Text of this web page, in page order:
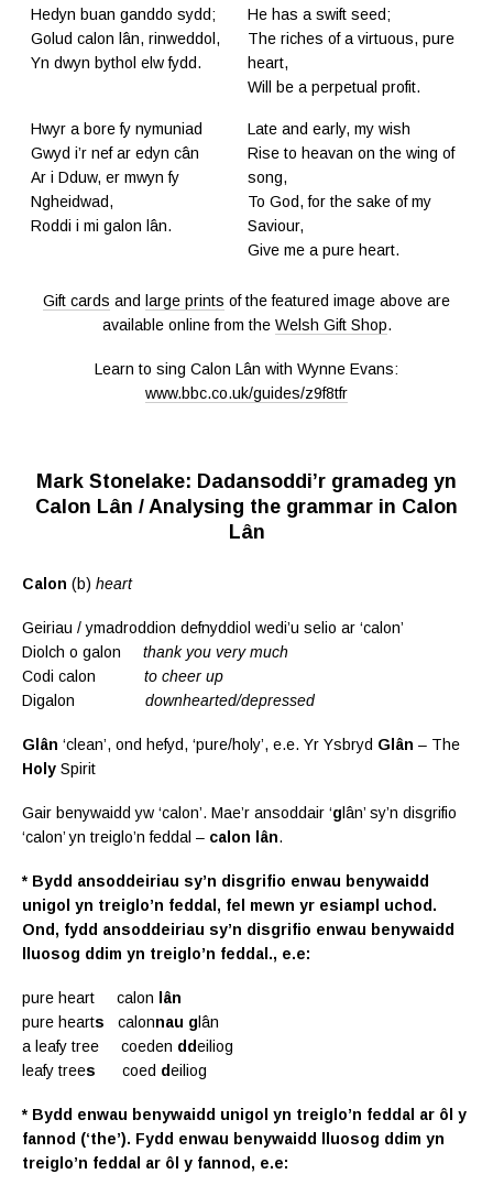
Hedyn buan ganddo sydd;
Golud calon lân, rinweddol,
Yn dwyn bythol elw fydd.
He has a swift seed;
The riches of a virtuous, pure
heart,
Will be a perpetual profit.
Hwyr a bore fy nymuniad
Gwyd i’r nef ar edyn cân
Ar i Dduw, er mwyn fy
Ngheidwad,
Roddi i mi galon lân.
Late and early, my wish
Rise to heavan on the wing of
song,
To God, for the sake of my
Saviour,
Give me a pure heart.
Gift cards and large prints of the featured image above are
available online from the Welsh Gift Shop.
Learn to sing Calon Lân with Wynne Evans:
www.bbc.co.uk/guides/z9f8tfr
Mark Stonelake: Dadansoddi’r gramadeg yn
Calon Lân / Analysing the grammar in Calon
Lân
Calon (b) heart
Geiriau / ymadroddion defnyddiol wedi’u selio ar ‘calon’
Diolch o galon thank you very much
Codi calon to cheer up
Digalon
downhearted/depressed
Glân ‘clean’, ond hefyd, ‘pure/holy’, e.e. Yr Ysbryd Glân – The
Holy Spirit
Gair benywaidd yw ‘calon’. Mae’r ansoddair ‘glân’ sy’n disgrifio
‘calon’ yn treiglo’n feddal – calon lân.
* Bydd ansoddeiriau sy’n disgrifio enwau benywaidd
unigol yn treiglo’n feddal, fel mewn yr esiampl uchod.
Ond, fydd ansoddeiriau sy’n disgrifio enwau benywaidd
lluosog ddim yn treiglo’n feddal., e.e:
pure heart calon lân
pure hearts calonnau glân
a leafy tree coeden ddeiliog
leafy trees coed deiliog
* Bydd enwau benywaidd unigol yn treiglo’n feddal ar ôl y
fannod (‘the’). Fydd enwau benywaidd lluosog ddim yn
treiglo’n feddal ar ôl y fannod, e.e: